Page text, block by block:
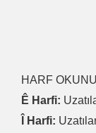
HARF
Ê Harfi:
Î Harfi: